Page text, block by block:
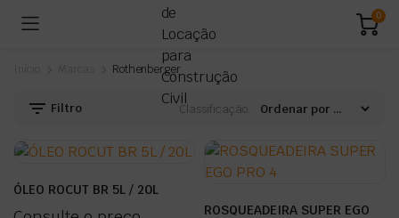
0
Rothenberger
Filtro Classificação:
ÓLEO ROCUT BR 5L / 20L
ROSQUEADEIRA SUPER EGO